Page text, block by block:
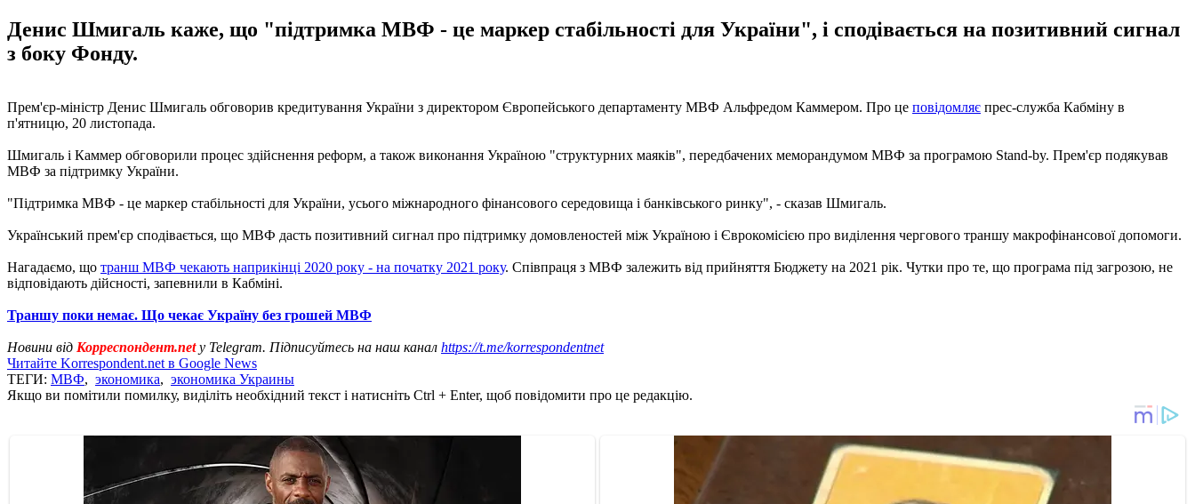
Денис Шмигаль каже, що "підтримка МВФ - це маркер стабільності для України", і сподівається на позитивний сигнал
з боку Фонду.
Прем'єр-міністр Денис Шмигаль обговорив кредитування України з директором Європейського департаменту МВФ Альфредом Каммером. Про це повідомляє прес-служба Кабміну в
п'ятницю, 20 листопада.
Шмигаль і Каммер обговорили процес здійснення реформ, а також виконання Україною "структурних маяків", передбачених меморандумом МВФ за програмою Stand-by. Прем'єр подякував
МВФ за підтримку України.
"Підтримка МВФ - це маркер стабільності для України, усього міжнародного фінансового середовища і банківського ринку", - сказав Шмигаль.
Український прем'єр сподівається, що МВФ дасть позитивний сигнал про підтримку домовленостей між Україною і Єврокомісією про виділення чергового траншу макрофінансової допомоги.
Нагадаємо, що транш МВФ чекають наприкінці 2020 року - на початку 2021 року. Співпраця з МВФ залежить від прийняття Бюджету на 2021 рік. Чутки про те, що програма під загрозою, не
відповідають дійсності, запевнили в Кабміні.
Траншу поки немає. Що чекає Україну без грошей МВФ
Новини від Корреспондент.netу Telegram. Підписуйтесь на наш канал https://t.me/korrespondentnet
Читайте Korrespondent.net в Google News
ТЕГИ: МВФ, экономика, экономика Украины
Якщо ви помітили помилку, виділіть необхідний текст і натисніть Ctrl + Enter, щоб повідомити про це редакцію.